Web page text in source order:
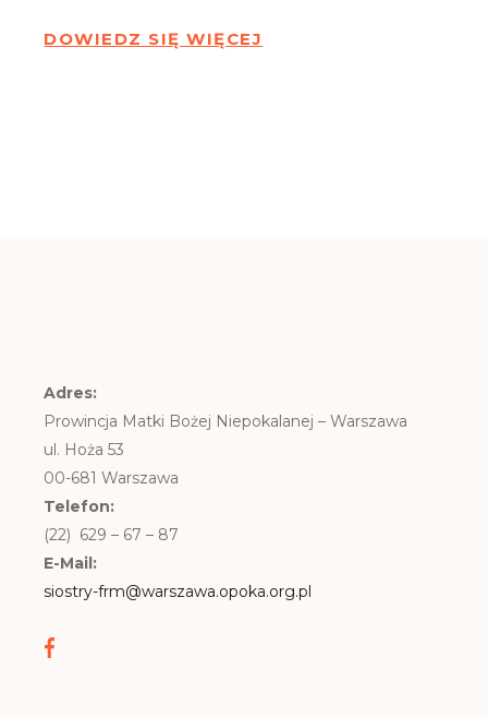
DOWIEDZ SIĘ WIĘCEJ
Adres:
Prowincja Matki Bożej Niepokalanej – Warszawa
ul. Hoża 53
00-681 Warszawa
Telefon:
(22) 629 – 67 – 87
E-Mail:
siostry-frm@warszawa.opoka.org.pl